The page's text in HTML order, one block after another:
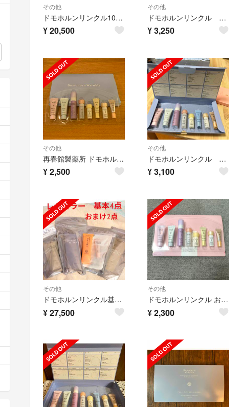
その他
ドモホルンリンクル10点セット★
¥20,500
その他
ドモホルンリンクル お試しセット
¥3,250
その他
再春館製薬所 ドモホルンリンクル 基礎化粧品 お試し 8点
¥2,500
その他
ドモホルンリンクル 8点セット サンプル
¥3,100
その他
ドモホルンリンクル基本4点セットレギュラーサイズ オマケつき
¥27,500
その他
ドモホルンリンクル お試しセット♪
¥2,300